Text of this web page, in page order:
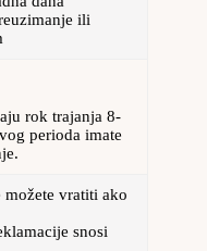
ili
rok trajanja 8-
perioda imate
možete vratiti ako
snosi